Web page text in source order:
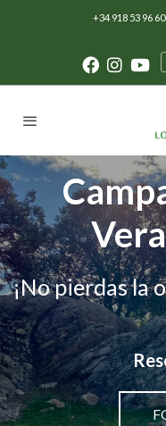
+34 918 53 96 60
¡No pierdas la